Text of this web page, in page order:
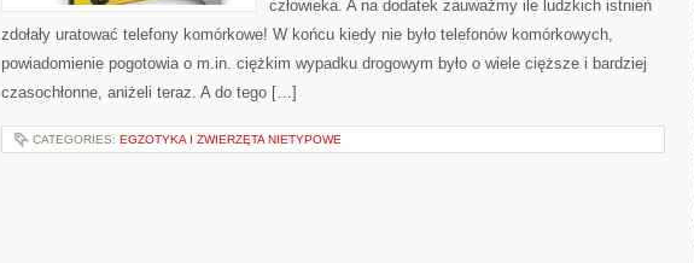
człowieka. A na dodatek zauważmy ile ludzkich istnień
zdołały uratować telefony komórkowe! W końcu kiedy nie było telefonów komórkowych,
powiadomienie pogotowia o m.in. ciężkim wypadku drogowym było o wiele cięższe i bardziej
czasochłonne, aniżeli teraz. A do tego […]
CATEGORIES: EGZOTYKA I ZWIERZĘTA NIETYPOWE